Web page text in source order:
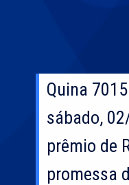
Quina
sábado,
prêmio de
promessa
Quina
sábado,
prêmio de
promessa